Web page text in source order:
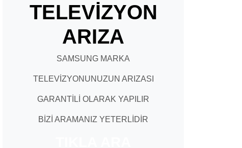
TELEVİZYON
ARIZA
SAMSUNG MARKA
TELEVİZYONUNUZUN ARIZASI
GARANTİLİ OLARAK YAPILIR
BİZİ ARAMANIZ YETERLİDİR